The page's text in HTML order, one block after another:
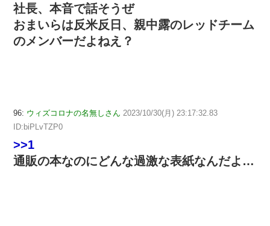
社長、本音で話そうぜ
おまいらは反米反日、親中露のレッドチーム
のメンバーだよねえ？
96: ウィズコロナの名無しさん 2023/10/30(月) 23:17:32.83
ID:biPLvTZP0
>>1
通販の本なのにどんな過激な表紙なんだよ…